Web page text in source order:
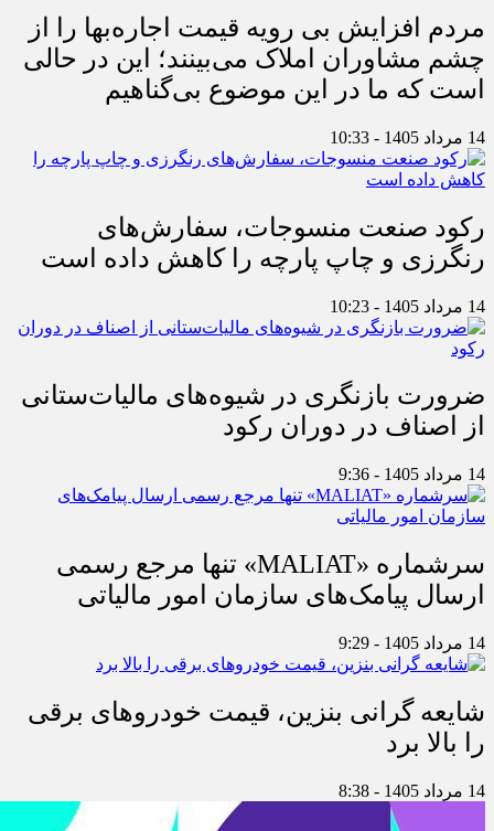
مردم افزایش بی رویه قیمت اجاره‌بها را از
چشم مشاوران املاک می‌بینند؛ این در حالی
است که ما در این موضوع بی‌گناهیم
14 مرداد 1405 - 10:33
رکود صنعت منسوجات، سفارش‌های
رنگرزی و چاپ پارچه را کاهش داده است
14 مرداد 1405 - 10:23
ضرورت بازنگری در شیوه‌های مالیات‌ستانی
از اصناف در دوران رکود
14 مرداد 1405 - 9:36
سرشماره «MALIAT» تنها مرجع رسمی
ارسال پیامک‌های سازمان امور مالیاتی
14 مرداد 1405 - 9:29
شایعه گرانی بنزین، قیمت خودروهای برقی
را بالا برد
14 مرداد 1405 - 8:38